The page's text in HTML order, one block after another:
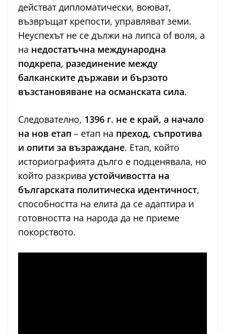
действат дипломатически, воюват,
възвръщат крепости, управляват земи.
Неуспехът не се дължи на липса of воля, а
на недостатъчна международна
подкрепа, разединение между
балканските държави и бързото
възстановяване на османската сила.
Следователно, 1396 г. не е край, а начало
на нов етап – етап на преход, съпротива
и опити за възраждане. Етап, който
историографията дълго е подценявала, но
който разкрива устойчивостта на
българската политическа идентичност,
способността на елита да се адаптира и
готовността на народа да не приеме
покорството.